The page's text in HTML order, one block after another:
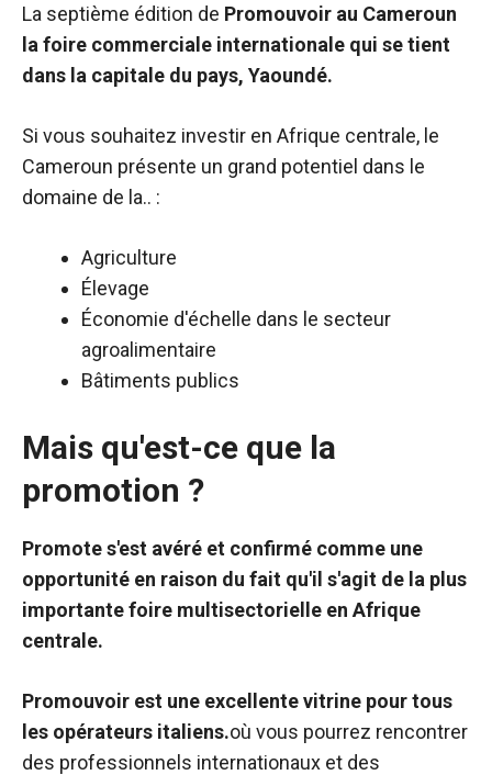
La septième édition de Promouvoir au Cameroun
la foire commerciale internationale qui se tient
dans la capitale du pays, Yaoundé.
Si vous souhaitez investir en Afrique centrale, le
Cameroun présente un grand potentiel dans le
domaine de la.. :
Agriculture
Élevage
Économie d'échelle dans le secteur
agroalimentaire
Bâtiments publics
Mais qu'est-ce que la
promotion ?
Promote s'est avéré et confirmé comme une
opportunité en raison du fait qu'il s'agit de la plus
importante foire multisectorielle en Afrique
centrale.
Promouvoir est une excellente vitrine pour tous
les opérateurs italiens.où vous pourrez rencontrer
des professionnels internationaux et des